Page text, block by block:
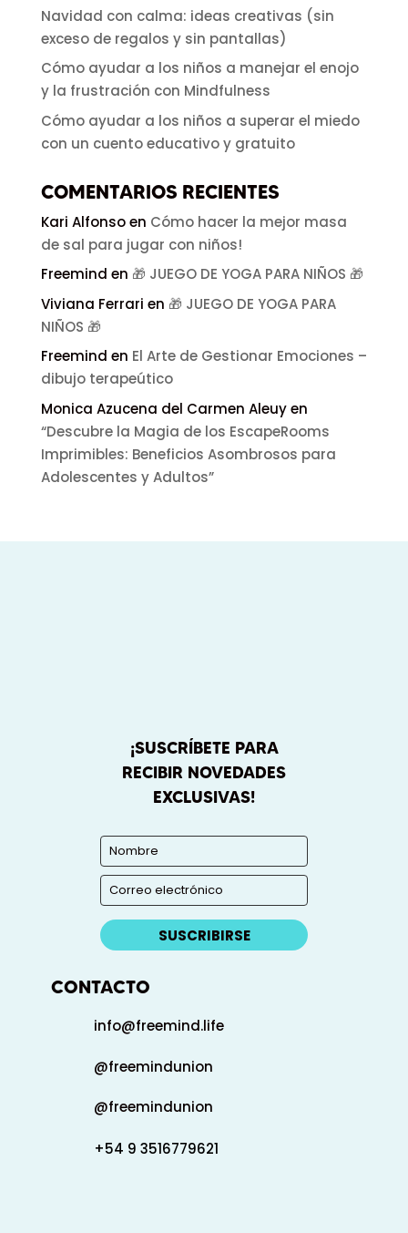
Navidad con calma: ideas creativas (sin
exceso de regalos y sin pantallas)
Cómo ayudar a los niños a manejar el enojo
y la frustración con Mindfulness
Cómo ayudar a los niños a superar el miedo
con un cuento educativo y gratuito
COMENTARIOS RECIENTES
Kari Alfonsoen Cómo hacer la mejor masa
de sal para jugar con niños!
Freemind en 🎁 JUEGO DE YOGA PARA NIÑOS 🎁
Viviana Ferrari en 🎁 JUEGO DE YOGA PARA
NIÑOS 🎁
Freemind en El Arte de Gestionar Emociones –
dibujo terapeútico
Monica Azucena del Carmen Aleuyen
“Descubre la Magia de los EscapeRooms
Imprimibles: Beneficios Asombrosos para
Adolescentes y Adultos”
¡SUSCRÍBETE PARA
RECIBIR NOVEDADES
EXCLUSIVAS!
SUSCRIBIRSE
CONTACTO
info@freemind.life
@freemindunion
@freemindunion
+54 9 3516779621